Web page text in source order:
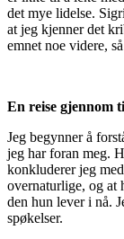
det mye lidelse.
at jeg kjenner det
emnet noe videre,
En reise gjennom
Jeg begynner å
jeg har foran meg.
konkluderer jeg
overnaturlige, og at
den hun lever i nå.
spøkelser.